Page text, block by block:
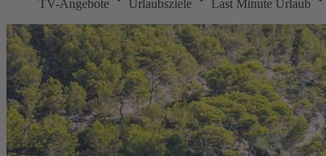
TV-Angebote Urlaubsziele Last Minute Urlaub